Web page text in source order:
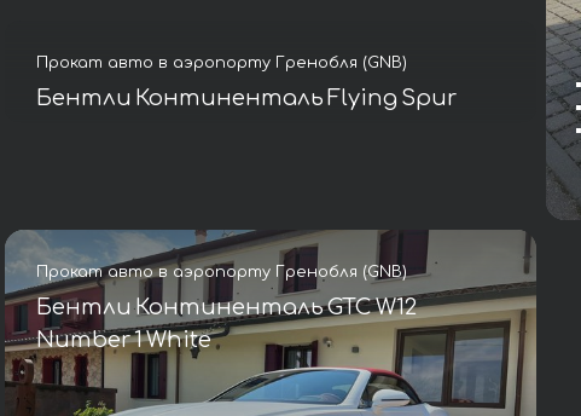
Прокат авто в аэропорту Гренобля (GNB)
Бентли Континенталь Flying Spur
Прокат авто в аэропорту Гренобля (GNB)
Бентли Континенталь GTC W12
Number 1 White